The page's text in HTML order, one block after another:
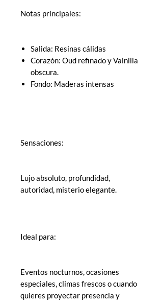
Notas principales:
Salida: Resinas cálidas
Corazón: Oud refinado y Vainilla
obscura.
Fondo: Maderas intensas
Sensaciones:
Lujo absoluto, profundidad,
autoridad, misterio elegante.
Ideal para:
Eventos nocturnos, ocasiones
especiales, climas frescos o cuando
quieres proyectar presencia y